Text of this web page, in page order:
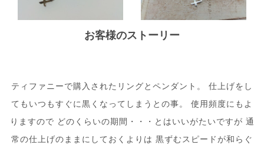
お客様のストーリー
ティファニーで購入されたリングとペンダント。 仕上げをし
てもいつもすぐに黒くなってしまうとの事。 使用頻度にもよ
りますので どのくらいの期間・・・とはいいがたいですが 通
常の仕上げのままにしておくよりは 黒ずむスピードが和らぐ